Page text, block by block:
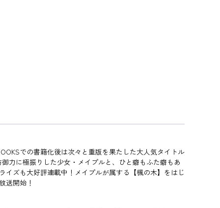
での書籍化後は次々と重版を果たした大人気タイトル
力に極振りした少女・メイプルと、ひと癖もふた癖もあ
ズも大好評連載中！メイプルが属する【楓の木】をはじ
送開始！